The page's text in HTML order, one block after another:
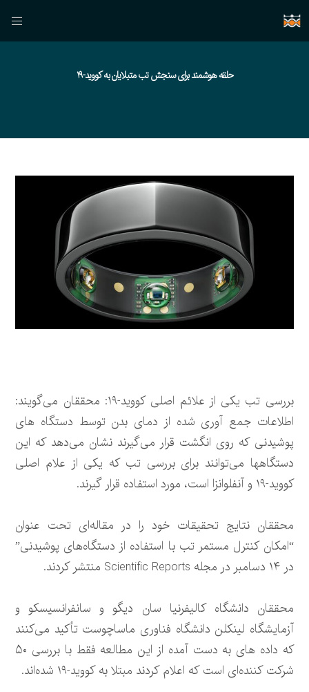
حلقه هوشمند برای سنجش تب متبلایان به کووید-۱۹
بررسی تب یکی از علائم اصلی کووید-۱۹: محققان می‌گویند:
اطلاعات جمع آوری شده از دمای بدن توسط دستگاه های
پوشیدنی که روی انگشت قرار می‌گیرند نشان می‌دهد که این
دستگاهها می‌توانند برای بررسی تب که یکی از علام اصلی
کووید-۱۹ و آنفلوانزا است، مورد استفاده قرار گیرند.
محققان نتایج تحقیقات خود را در مقاله‌ای تحت عنوان
“امکان کنترل مستمر تب با استفاده از دستگاه‌های پوشیدنی”
در ۱۴ دسامبر در مجله Scientific Reports منتشر کردند.
محققان دانشگاه کالیفرنیا سان دیگو و سانفرانسیسکو و
آزمایشگاه لینکلن دانشگاه فناوری ماساچوست تأکید می‌کنند
که داده های به دست آمده از این مطالعه فقط با بررسی ۵۰
شرکت کننده‌ای است که اعلام کردند مبتلا به کووید-۱۹ شده‌اند.